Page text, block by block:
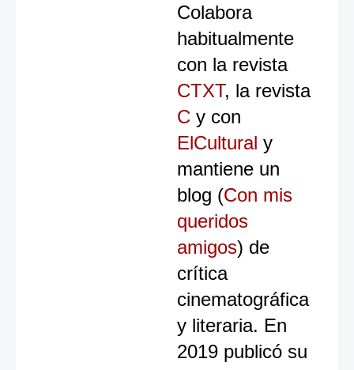
Colabora
habitualmente
con la revista
CTXT, la revista
C y con
ElCultural y
mantiene un
blog (Con mis
queridos
amigos) de
crítica
cinematográfica
y literaria. En
2019 publicó su